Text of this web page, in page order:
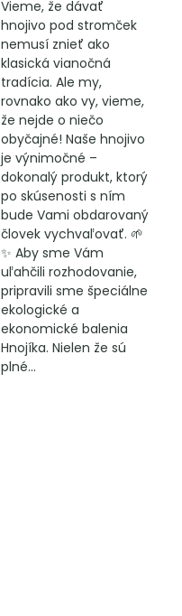
Vieme, že dávať
hnojivo pod stromček
nemusí znieť ako
klasická vianočná
tradícia. Ale my,
rovnako ako vy, vieme,
že nejde o niečo
obyčajné! Naše hnojivo
je výnimočné –
dokonalý produkt, ktorý
po skúsenosti s ním
bude Vami obdarovaný
človek vychvaľovať. 🌱
✨ Aby sme Vám
uľahčili rozhodovanie,
pripravili sme špeciálne
ekologické a
ekonomické balenia
Hnojíka. Nielen že sú
plné...